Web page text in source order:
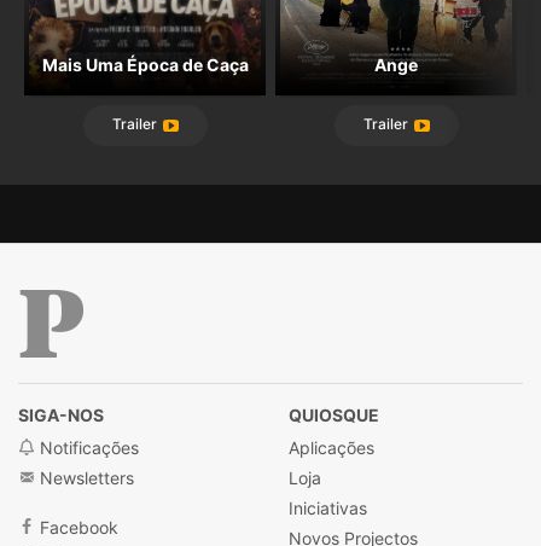
Mais Uma Época de Caça
Trailer
Ange
Trailer
SIGA-NOS
Notificações
Newsletters
Facebook
QUIOSQUE
Aplicações
Loja
Iniciativas
Novos Projectos